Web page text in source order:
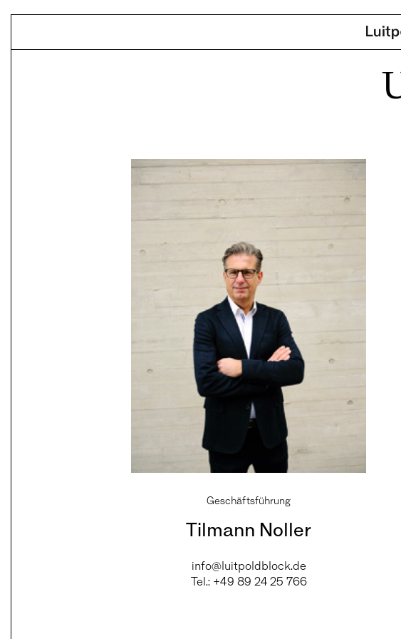
Geschäftsführung
Tilmann Noller
info@luitpoldblock.de
Tel.: +49 89 24 25 766